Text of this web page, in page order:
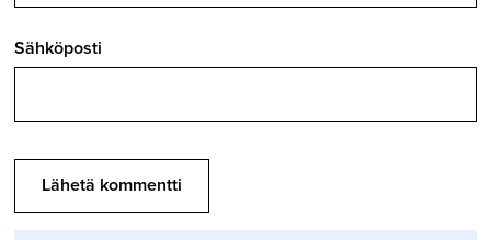
Sähköposti